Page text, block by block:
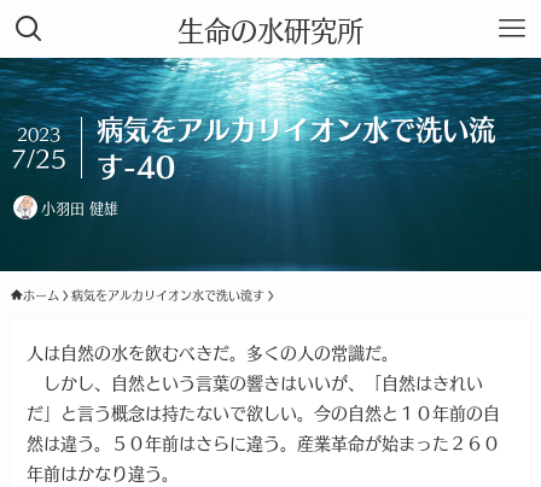
生命の水研究所
病気をアルカリイオン水で洗い流
す-40
2023
7/25
小羽田 健雄
ホーム 病気をアルカリイオン水で洗い流す
人は自然の水を飲むべきだ。多くの人の常識だ。
しかし、自然という言葉の響きはいいが、「自然はきれい
だ」と言う概念は持たないで欲しい。今の自然と１０年前の自
然は違う。５０年前はさらに違う。産業革命が始まった２６０
年前はかなり違う。